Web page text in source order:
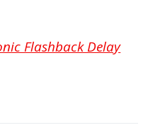
Flashback Delay